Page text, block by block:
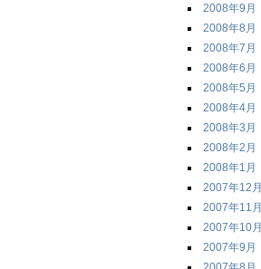
2008年9月
2008年8月
2008年7月
2008年6月
2008年5月
2008年4月
2008年3月
2008年2月
2008年1月
2007年12月
2007年11月
2007年10月
2007年9月